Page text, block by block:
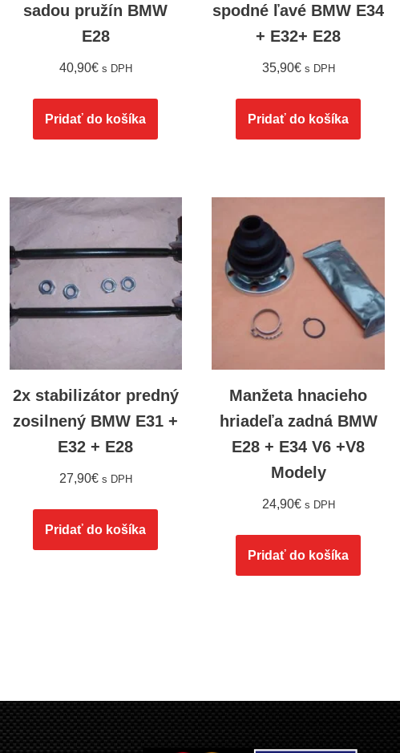
sadou pružín BMW
E28
40,90€ s DPH
Pridať do košíka
spodné ľavé BMW E34
+ E32+ E28
35,90€ s DPH
Pridať do košíka
2x stabilizátor predný
zosilnený BMW E31 +
E32 + E28
27,90€ s DPH
Pridať do košíka
Manžeta hnacieho
hriadeľa zadná BMW
E28 + E34 V6 +V8
Modely
24,90€ s DPH
Pridať do košíka